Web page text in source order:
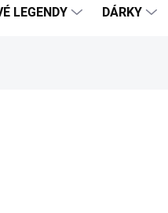
LEGENDY DÁRKY